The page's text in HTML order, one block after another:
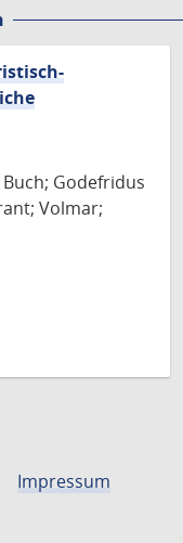
Godefridus
Volmar;
Impressum